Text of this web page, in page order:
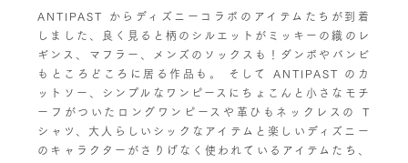
ANTIPAST からディズニーコラボのアイテムたちが到着
しました、良く見ると柄のシルエットがミッキーの織のレ
ギンス、マフラー、メンズのソックスも！ダンボやバンビ
もところどころに居る作品も。 そして ANTIPAST のカ
ットソー、シンプルなワンピースにちょこんと小さなモチ
ーフがついたロングワンピースや革ひもネックレスの T
シャツ、大人らしいシックなアイテムと楽しいディズニー
のキャラクターがさりげなく使われているアイテムたち、